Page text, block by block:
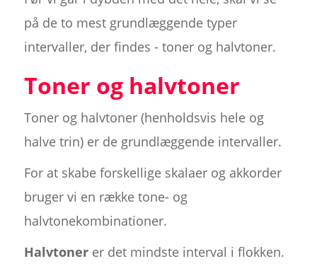
på de to mest grundlæggende typer
intervaller, der findes - toner og halvtoner.
Toner og halvtoner
Toner og halvtoner (henholdsvis hele og
halve trin) er de grundlæggende intervaller.
For at skabe forskellige skalaer og akkorder
bruger vi en række tone- og
halvtonekombinationer.
Halvtonerer det mindste interval i flokken.